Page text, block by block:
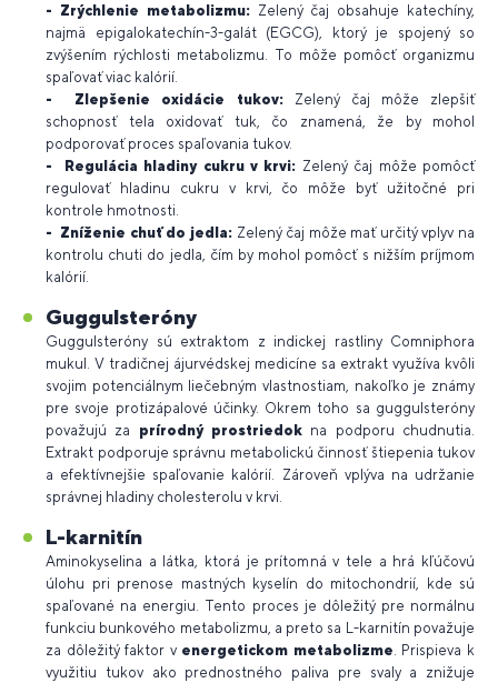
- Zrýchlenie metabolizmu:Zelený čaj obsahuje katechíny,
najmä epigalokatechín-3-galát (EGCG), ktorý je spojený so
zvýšením rýchlosti metabolizmu. To môže pomôcť organizmu
spaľovať viac kalórií.
- Zlepšenie oxidácie tukov:Zelený čaj môže zlepšiť
schopnosť tela oxidovať tuk, čo znamená, že by mohol
podporovať proces spaľovania tukov.
- Regulácia hladiny cukru v krvi: Zelený čaj môže pomôcť
regulovať hladinu cukru v krvi, čo môže byť užitočné pri
kontrole hmotnosti.
- Zníženie chuť do jedla:Zelený čaj môže mať určitý vplyv na
kontrolu chuti do jedla, čím by mohol pomôcť s nižším príjmom
kalórií.
Guggulsteróny
Guggulsteróny sú extraktom z indickej rastliny Comniphora
mukul. V tradičnej ájurvédskej medicíne sa extrakt využíva kvôli
svojim potenciálnym liečebným vlastnostiam, nakoľko je známy
pre svoje protizápalové účinky. Okrem toho sa guggulsteróny
považujú za prírodný prostriedok na podporu chudnutia.
Extrakt podporuje správnu metabolickú činnosť štiepenia tukov
a efektívnejšie spaľovanie kalórií. Zároveň vplýva na udržanie
správnej hladiny cholesterolu v krvi.
L-karnitín
Aminokyselina a látka, ktorá je prítomná v tele a hrá kľúčovú
úlohu pri prenose mastných kyselín do mitochondrií, kde sú
spaľované na energiu. Tento proces je dôležitý pre normálnu
funkciu bunkového metabolizmu, a preto sa L-karnitín považuje
za dôležitý faktor v energetickom metabolizme. Prispieva k
využitiu tukov ako prednostného paliva pre svaly a znižuje